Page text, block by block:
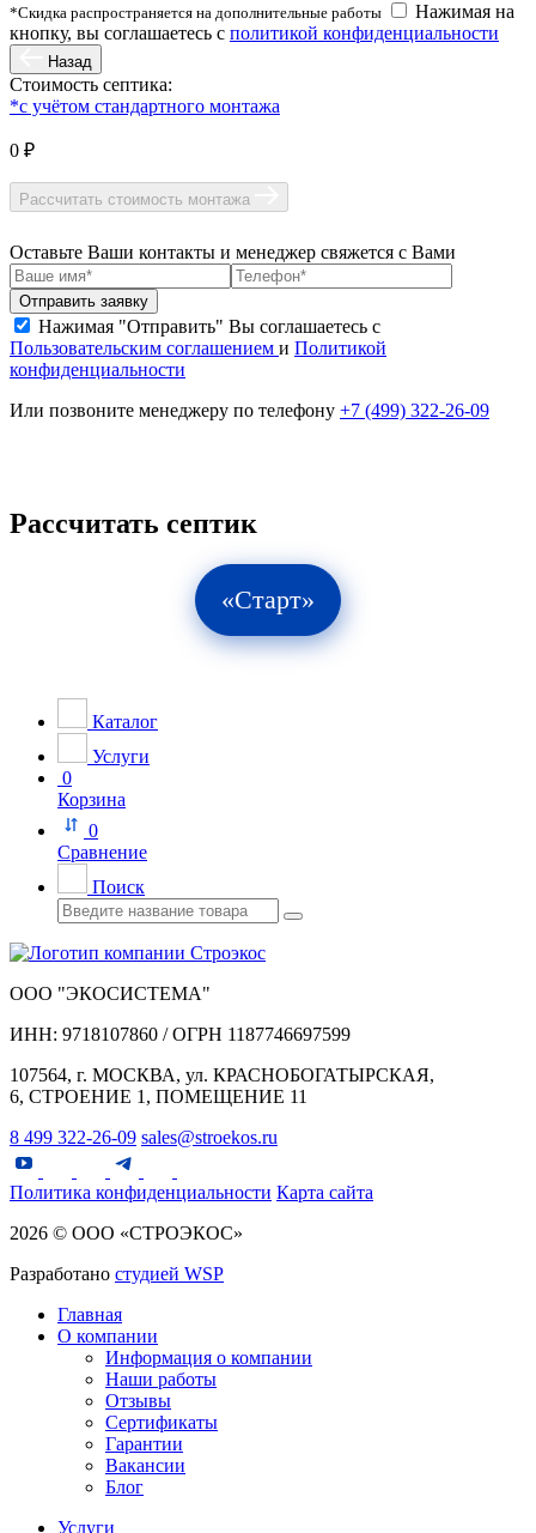
*Скидка распространяется на дополнительные работы
Нажимая на
кнопку, вы соглашаетесь с политикой конфиденциальности
Назад
Стоимость септика:
*с учётом стандартного монтажа
0 ₽
Рассчитать стоимость монтажа
Оставьте Ваши контакты и менеджер свяжется с Вами
Нажимая "Отправить" Вы соглашаетесь с
Пользовательским соглашением и Политикой
конфиденциальности
Или позвоните менеджеру по телефону +7 (499) 322-26-09
Рассчитать септик
«Старт»
Каталог
Услуги
0
Корзина
0
Сравнение
Поиск
ООО "ЭКОСИСТЕМА"
ИНН: 9718107860 / ОГРН 1187746697599
107564, г. МОСКВА, ул. КРАСНОБОГАТЫРСКАЯ,
6, СТРОЕНИЕ 1, ПОМЕЩЕНИЕ 11
8 499 322-26-09 sales@stroekos.ru
Политика конфиденциальности Карта сайта
2026 © ООО «СТРОЭКОС»
Разработано студией WSP
Главная
О компании
Информация о компании
Наши работы
Отзывы
Сертификаты
Гарантии
Вакансии
Блог
Услуги